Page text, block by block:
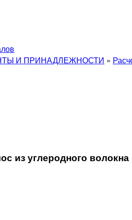
И ПРИНАДЛЕЖНОСТИ »
из углеродного волокна